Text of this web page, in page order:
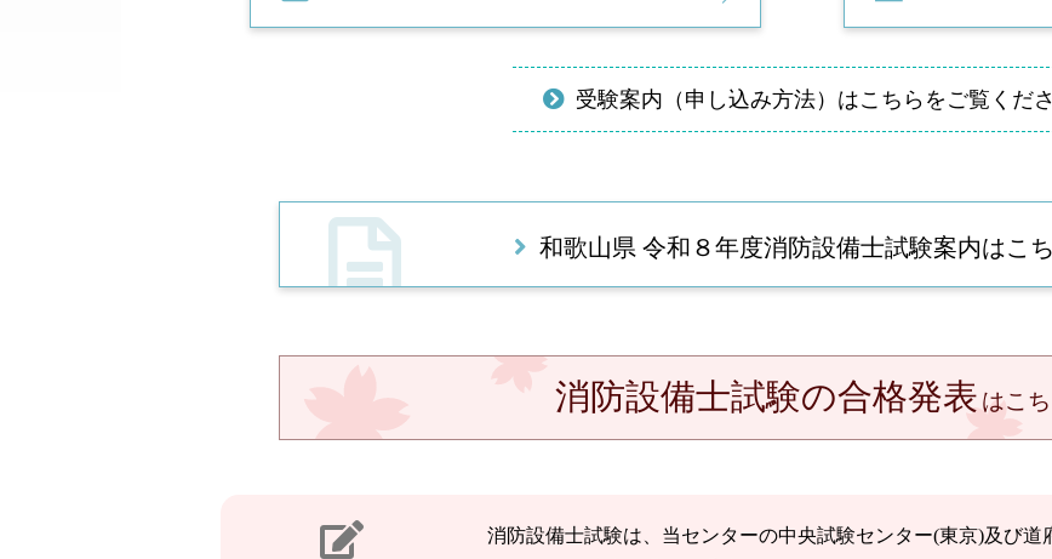
受験案内（申し込み方法）はこちらをご覧くださ
和歌山県 令和８年度消防設備士試験案内はこ
消防設備士試験の合格発表 はこ
消防設備士試験は、当センターの中央試験センター(東京)及び道